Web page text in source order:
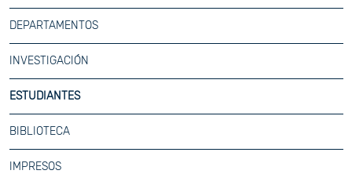
DEPARTAMENTOS
INVESTIGACIÓN
ESTUDIANTES
BIBLIOTECA
IMPRESOS